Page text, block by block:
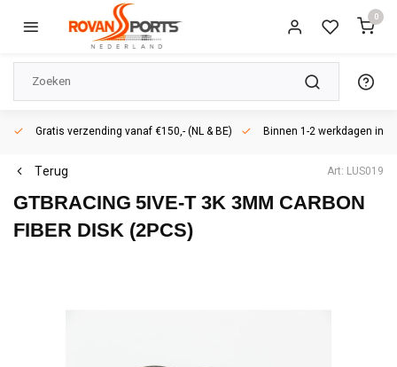
0
Gratis verzending vanaf €150,- (NL & BE) Binnen 1-2 werkdagen in
Terug Art: LUS019
GTBRACING 5IVE-T 3K 3MM CARBON
FIBER DISK (2PCS)